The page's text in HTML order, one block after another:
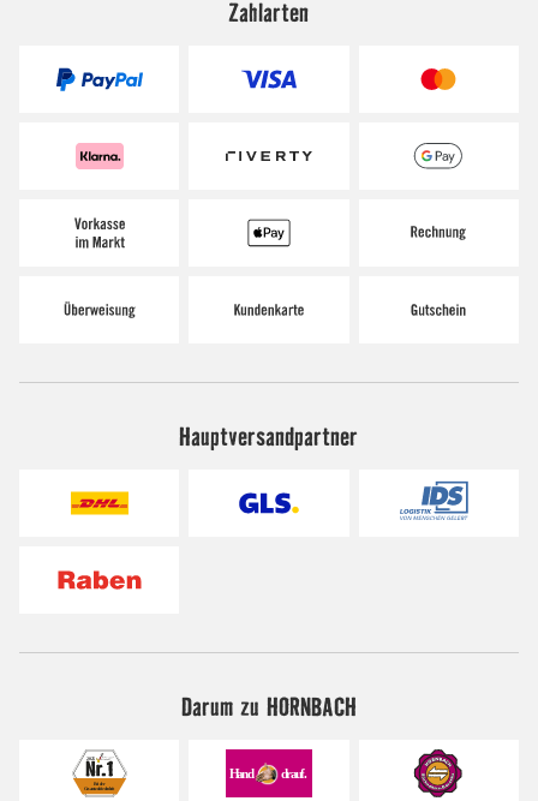
Zahlarten
Hauptversandpartner
Darum zu HORNBACH